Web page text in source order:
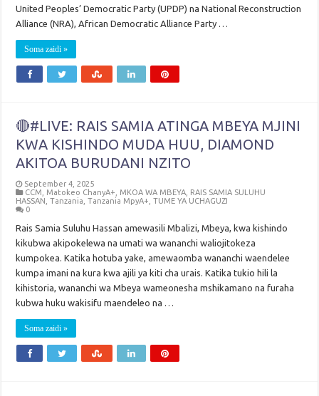
United Peoples’ Democratic Party (UPDP) na National Reconstruction
Alliance (NRA), African Democratic Alliance Party …
Soma zaidi »
🔴#LIVE: RAIS SAMIA ATINGA MBEYA MJINI
KWA KISHINDO MUDA HUU, DIAMOND
AKITOA BURUDANI NZITO
September 4, 2025
CCM
Matokeo ChanyA+ MKOA WA MBEYA
RAIS SAMIA SULUHU
HASSAN
,Tanzania ,Tanzania MpyA+ ,TUME YA UCHAGUZI
0
Rais Samia Suluhu Hassan amewasili Mbalizi, Mbeya, kwa kishindo
kikubwa akipokelewa na umati wa wananchi waliojitokeza
kumpokea. Katika hotuba yake, amewaomba wananchi waendelee
kumpa imani na kura kwa ajili ya kiti cha urais. Katika tukio hili la
kihistoria, wananchi wa Mbeya wameonesha mshikamano na furaha
kubwa huku wakisifu maendeleo na …
Soma zaidi »